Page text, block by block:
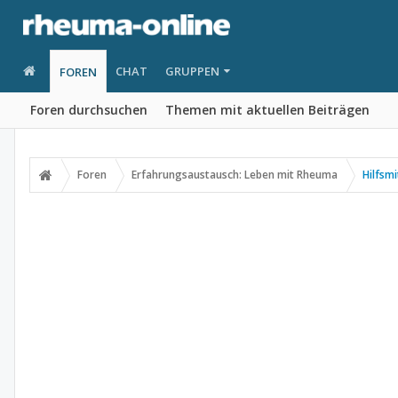
FOREN
Foren durchsuchen Themen mit aktuellen Beiträgen
CHAT GRUPPEN
Foren Erfahrungsaustausch: Leben mit Rheuma